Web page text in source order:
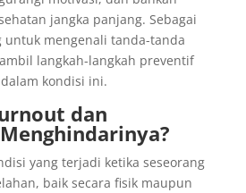
jangka panjang. Sebagai
mengenali tanda-tanda
langkah-langkah preventif
kondisi ini.
dan
yang terjadi ketika seseorang
baik secara fisik maupun